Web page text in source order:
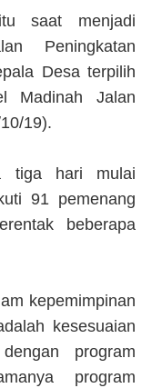
saat menjadi
Peningkatan
Desa terpilih
Madinah Jalan
19).
tiga hari mulai
91 pemenang
beberapa
kepemimpinan
kesesuaian
dengan program
program